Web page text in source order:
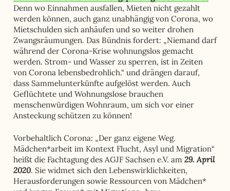
Denn wo Einnahmen ausfallen, Mieten nicht gezahlt
werden können, auch ganz unabhängig von Corona, wo
Mietschulden sich anhäufen und so weiter drohen
Zwangsräumungen. Das Bündnis fordert: „Niemand darf
während der Corona-Krise wohnungslos gemacht
werden. Strom- und Wasser zu sperren, ist in Zeiten
von Corona lebensbedrohlich.“ und drängen darauf,
dass Sammelunterkünfte aufgelöst werden. Auch
Geflüchtete und Wohnungslose brauchen
menschenwürdigen Wohnraum, um sich vor einer
Ansteckung schützen zu können!
Vorbehaltlich Corona: „Der ganz eigene Weg.
Mädchen*arbeit im Kontext Flucht, Asyl und Migration“
heißt die Fachtagung des AGJF Sachsen e.V. am 29. April
2020. Sie widmet sich den Lebenswirklichkeiten,
Herausforderungen sowie Ressourcen von Mädchen*